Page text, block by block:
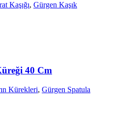
Kaşığı, Gürgen Kaşık
40 Cm
Kürekleri, Gürgen Spatula